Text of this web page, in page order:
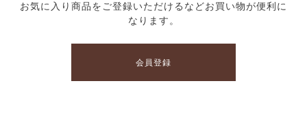
お気に入り商品をご登録いただけるなどお買い物が便利に
なります。
会員登録